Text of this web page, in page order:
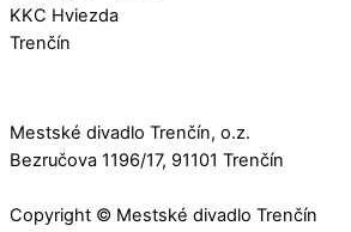
KKC Hviezda
Trenčín
Mestské divadlo Trenčín, o.z.
Bezručova 1196/17, 91101 Trenčín
Copyright © Mestské divadlo Trenčín